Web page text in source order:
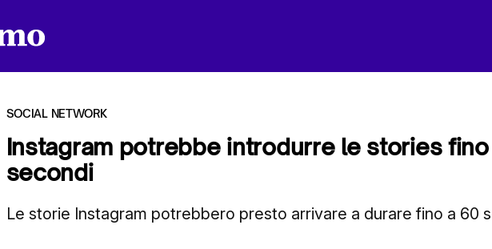
SOCIAL NETWORK
Instagram potrebbe introdurre le stories
secondi
Le storie Instagram potrebbero presto arrivare a durare fino a 60